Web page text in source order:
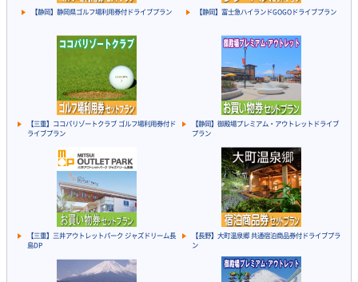
【静岡】静岡県ゴルフ場利用券付ドライブプラン 【静岡】富士急ハイランドGOGOドライブプラン
【三重】ココパリゾートクラブ ゴルフ場利用券付ド
ライブプラン
【静岡】御殿場プレミアム・アウトレットドライブ
プラン
【三重】三井アウトレットパーク ジャズドリーム長
島DP
【長野】大町温泉郷 共通宿泊商品券付ドライブプラ
ン